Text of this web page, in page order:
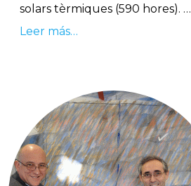
solars tèrmiques (590 hores). …
Leer más…